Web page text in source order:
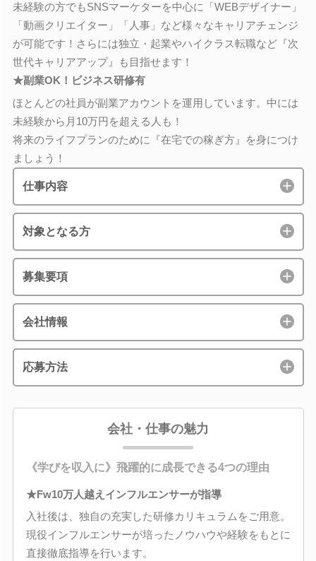
未経験の方でもSNSマーケターを中心に「WEBデザイナー」
「動画クリエイター」「人事」など様々なキャリアチェンジ
が可能です！さらには独立・起業やハイクラス転職など『次
世代キャリアアップ』も目指せます！
★副業OK！ビジネス研修有
ほとんどの社員が副業アカウントを運用しています。中には
未経験から月10万円を超える人も！
将来のライフプランのために『在宅での稼ぎ方』を身につけ
ましょう！
仕事内容
対象となる方
募集要項
会社情報
応募方法
会社・仕事の魅力
《学びを収入に》飛躍的に成長できる4つの理由
★Fw10万人越えインフルエンサーが指導
入社後は、独自の充実した研修カリキュラムをご用意。
現役インフルエンサーが培ったノウハウや経験をもとに
直接徹底指導を行います。